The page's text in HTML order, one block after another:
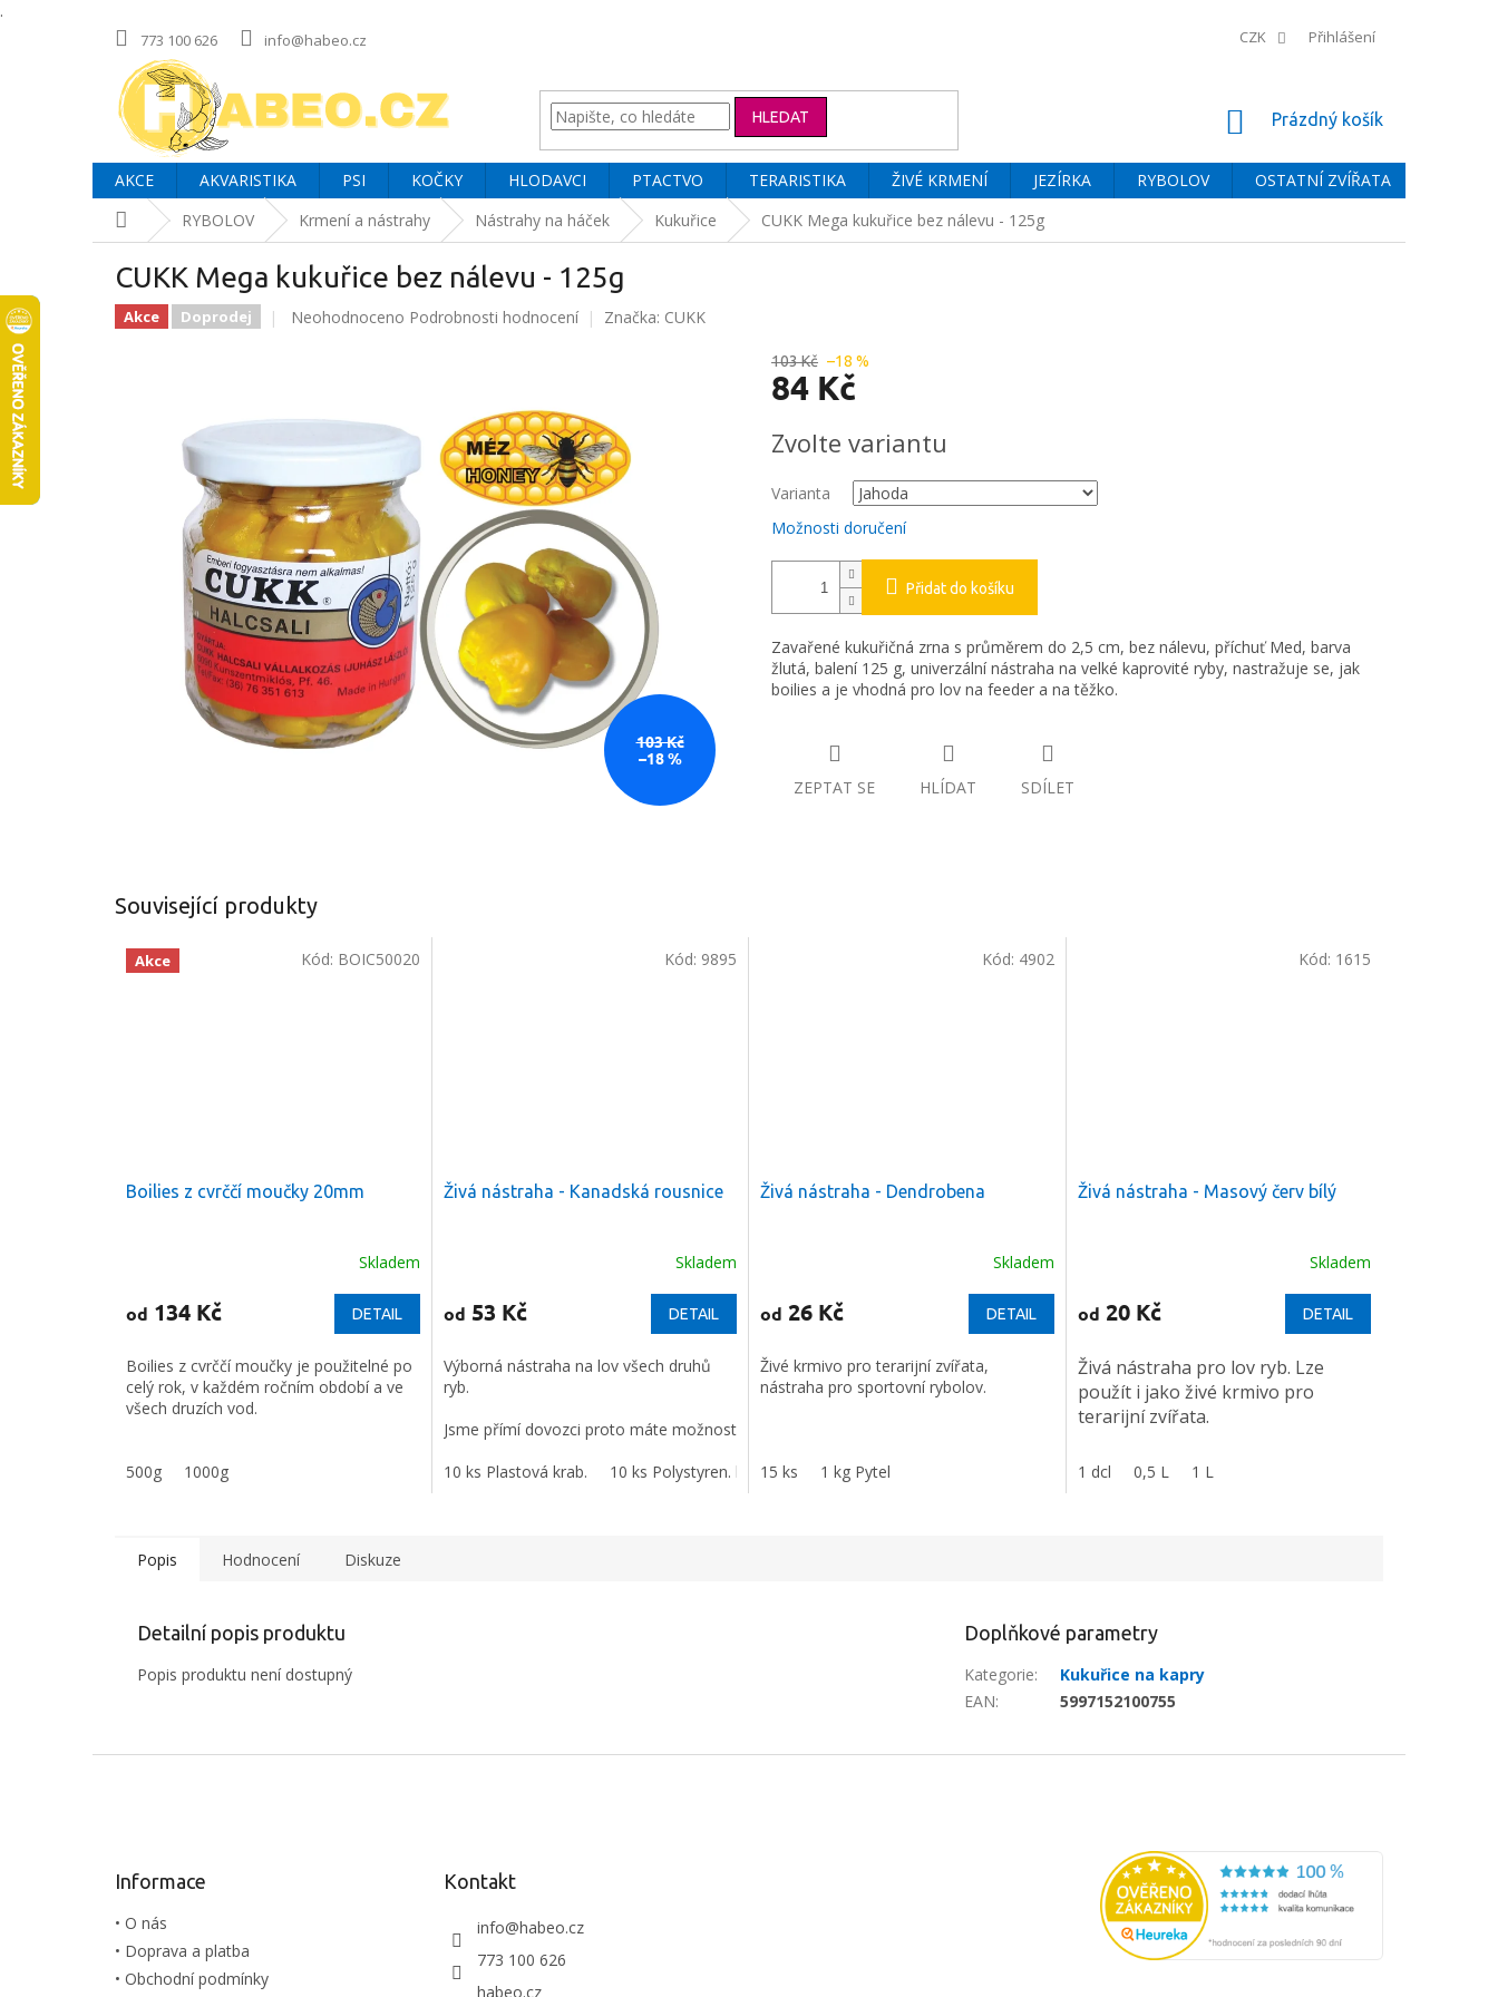
.
773 100 626 info@habeo.cz CZK Přihlášení
HLEDAT
NÁKUPNÍ
Prázdný košík
AKCE AKVARISTIKA PSI KOČKY HLODAVCI PTACTVO TERARISTIKA ŽIVÉ KRMENÍ JEZÍRKA RYBOLOV OSTATNÍ ZVÍŘATA
Domů RYBOLOV Krmení a nástrahy Nástrahy na háček Kukuřice CUKK Mega kukuřice bez nálevu - 125g
CUKK Mega kukuřice bez nálevu - 125g
Akce Doprodej
Průměrné
z
5
Neohodnoceno Podrobnosti hodnocení Značka: CUKK
103 Kč
–18 %
103 Kč –18 %
84 Kč
cena:
Zvolte variantu
Varianta
Možnosti doručení
Přidat do košíku
Zavařené kukuřičná zrna s průměrem do 2,5 cm, bez nálevu, příchuť Med, barva
žlutá, balení 125 g, univerzální nástraha na velké kaprovité ryby, nastražuje se, jak
boilies a je vhodná pro lov na feeder a na těžko.
ZEPTAT SE HLÍDAT SDÍLET
Související produkty
Akce
Boilies z cvrččí moučky 20mm
Skladem
od 134 Kč DETAIL
Boilies z cvrččí moučky je použitelné po
celý rok, v každém ročním období a ve
všech druzích vod.
500g 1000g
Kód: BOIC50020
Živá nástraha - Kanadská rousnice
produktu
z
5
Skladem
od 53 Kč DETAIL
Výborná nástraha na lov všech druhů
ryb.
Jsme přímí dovozci proto máte možnost
nejlepší kvalitě!
10 ks Plastová krab. 10 ks Polystyren. krab. 50 ks navolno
Kód: 9895
Živá nástraha - Dendrobena
produktu
z
5
Skladem
od 26 Kč DETAIL
Živé krmivo pro terarijní zvířata,
nástraha pro sportovní rybolov.
Jsme přímí dovozci všech
15 ks 1 kg Pytel
Kód: 4902
Živá nástraha - Masový červ bílý
produktu
z
5
hvězdiček.
Skladem
od 20 Kč DETAIL
Živá nástraha pro lov ryb. Lze
použít i jako živé krmivo pro
terarijní zvířata.
1 dcl 0,5 L 1 L
Kód: 1615
Popis Hodnocení Diskuze
Detailní popis produktu
Popis produktu není dostupný
Doplňkové parametry
Kategorie:
Kukuřice na kapry
EAN: 5997152100755
Informace
• O nás
• Doprava a platba
• Obchodní podmínky
Kontakt
info@habeo.cz
773 100 626
habeo.cz